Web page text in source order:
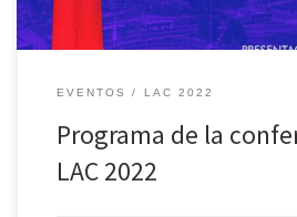
EVENTOS LAC 2022
Programa de la
LAC 2022